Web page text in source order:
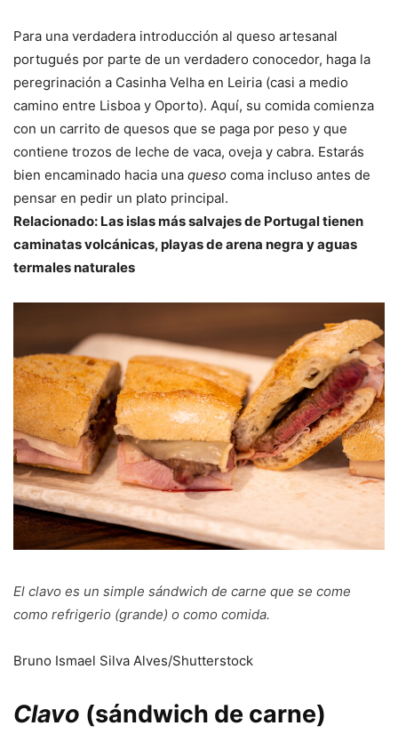
Para una verdadera introducción al queso artesanal
portugués por parte de un verdadero conocedor, haga la
peregrinación a Casinha Velha en Leiria (casi a medio
camino entre Lisboa y Oporto). Aquí, su comida comienza
con un carrito de quesos que se paga por peso y que
contiene trozos de leche de vaca, oveja y cabra. Estarás
bien encaminado hacia una queso coma incluso antes de
pensar en pedir un plato principal.
Relacionado: Las islas más salvajes de Portugal tienen
caminatas volcánicas, playas de arena negra y aguas
termales naturales
El clavo es un simple sándwich de carne que se come
como refrigerio (grande) o como comida.
Bruno Ismael Silva Alves/Shutterstock
Clavo (sándwich de carne)